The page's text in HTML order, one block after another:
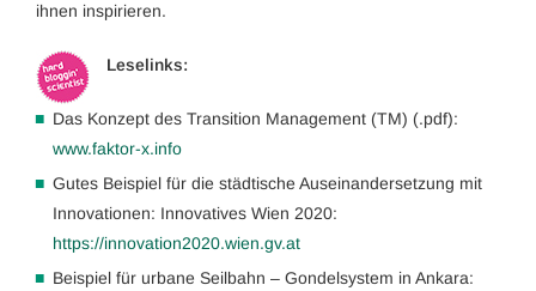
ihnen inspirieren.
Leselinks:
Das Konzept des Transition Management (TM) (.pdf):
www.faktor-x.info
Gutes Beispiel für die städtische Auseinandersetzung mit
Innovationen: Innovatives Wien 2020:
https://innovation2020.wien.gv.at
Beispiel für urbane Seilbahn – Gondelsystem in Ankara: